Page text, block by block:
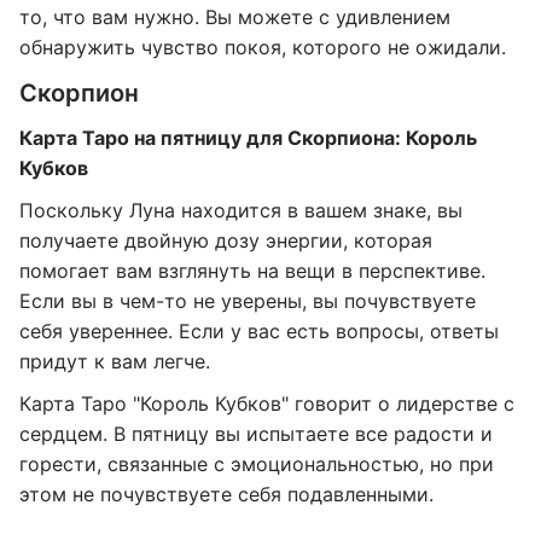
то, что вам нужно. Вы можете с удивлением
обнаружить чувство покоя, которого не ожидали.
Скорпион
Карта Таро на пятницу для Скорпиона: Король
Кубков
Поскольку Луна находится в вашем знаке, вы
получаете двойную дозу энергии, которая
помогает вам взглянуть на вещи в перспективе.
Если вы в чем-то не уверены, вы почувствуете
себя увереннее. Если у вас есть вопросы, ответы
придут к вам легче.
Карта Таро "Король Кубков" говорит о лидерстве с
сердцем. В пятницу вы испытаете все радости и
горести, связанные с эмоциональностью, но при
этом не почувствуете себя подавленными.